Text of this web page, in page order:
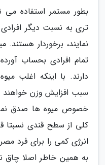
بطور مستمر استفاده می
تری به نسبت دیگر
نمایند، برخوردار
تمام افرادی بحساب
دارند. با اینکه اغلب
سبب افزایش وزن خواهند
خصوص میوه ها صدق نمی
کلی از سطح قندی نسبتا
انرژی کمی را برای فرد
به همین خاطر اصلا چاق